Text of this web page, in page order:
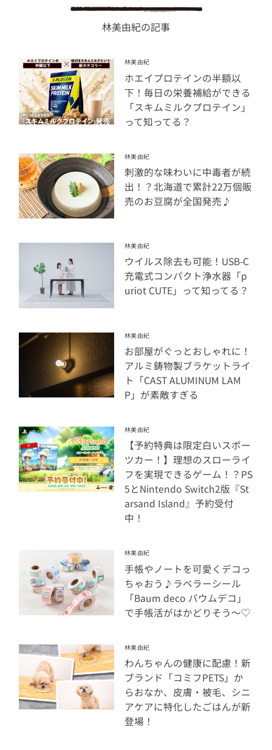
林美由紀の記事
林美由紀
ホエイプロテインの半額以
下！毎日の栄養補給ができる
「スキムミルクプロテイン」
って知ってる？
林美由紀
刺激的な味わいに中毒者が続
出！？北海道で累計22万個販
売のお豆腐が全国発売♪
林美由紀
ウイルス除去も可能！USB-C
充電式コンパクト浄水器「p
uriot CUTE」って知ってる？
林美由紀
お部屋がぐっとおしゃれに！
アルミ鋳物製ブラケットライ
ト「CAST ALUMINUM LAM
P」が素敵すぎる
林美由紀
【予約特典は限定白いスポー
ツカー！】理想のスローライ
フを実現できるゲーム！？PS
5とNintendo Switch2版『St
arsand Island』予約受付
中！
林美由紀
手帳やノートを可愛くデコっ
ちゃおう♪ラベラーシール
「Baum deco バウムデコ」
で手帳活がはかどりそう～♡
林美由紀
わんちゃんの健康に配慮！新
ブランド「コミフPETS」か
らおなか、皮膚・被毛、シニ
アケアに特化したごはんが新
登場！